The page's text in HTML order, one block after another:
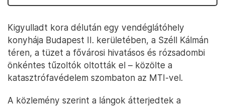
Kigyulladt kora délután egy vendéglátóhely
konyhája Budapest II. kerületében, a Széll Kálmán
téren, a tüzet a fővárosi hivatásos és rózsadombi
önkéntes tűzoltók oltották el – közölte a
katasztrófavédelem szombaton az MTI-vel.
A közlemény szerint a lángok átterjedtek a